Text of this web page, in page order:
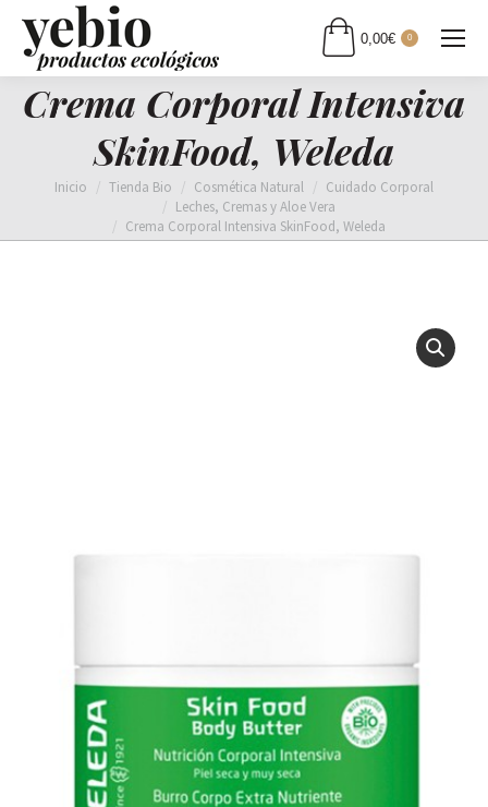
0,00€ 0
Crema Corporal Intensiva
SkinFood, Weleda
Estás aquí:
Inicio Tienda Bio Cosmética Natural
Cuidado Corporal
Leches, Cremas y Aloe Vera
Crema Corporal Intensiva SkinFood, Weleda